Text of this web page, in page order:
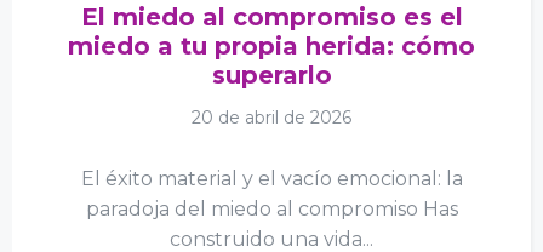
El miedo al compromiso es el
miedo a tu propia herida: cómo
superarlo
20 de abril de 2026
El éxito material y el vacío emocional: la
paradoja del miedo al compromiso Has
construido una vida...